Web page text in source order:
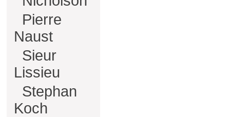
Pierre
Naust
Sieur
Lissieu
Stephan
Koch